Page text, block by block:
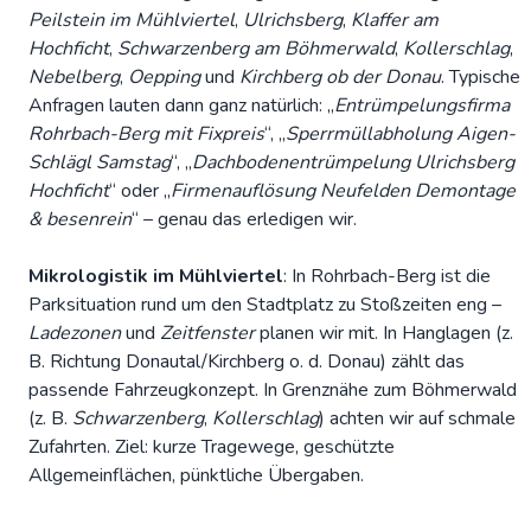
Peilstein im Mühlviertel, Ulrichsberg, Klaffer am
Hochficht, Schwarzenberg am Böhmerwald, Kollerschlag,
Nebelberg, Oeppingund Kirchberg ob der Donau. Typische
Anfragen lauten dann ganz natürlich: „Entrümpelungsfirma
Rohrbach-Berg mit Fixpreis“, „Sperrmüllabholung Aigen-
Schlägl Samstag“, „Dachbodenentrümpelung Ulrichsberg
Hochficht“ oder „Firmenauflösung Neufelden Demontage
& besenrein“ – genau das erledigen wir.
Mikrologistik im Mühlviertel: In Rohrbach-Berg ist die
Parksituation rund um den Stadtplatz zu Stoßzeiten eng –
Ladezonenund Zeitfensterplanen wir mit. In Hanglagen (z.
B. Richtung Donautal/Kirchberg o. d. Donau) zählt das
passende Fahrzeugkonzept. In Grenznähe zum Böhmerwald
(z. B. Schwarzenberg, Kollerschlag) achten wir auf schmale
Zufahrten. Ziel: kurze Tragewege, geschützte
Allgemeinflächen, pünktliche Übergaben.